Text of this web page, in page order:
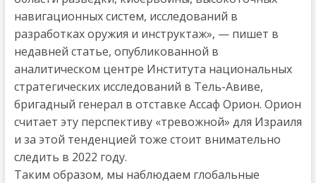
навигационных систем, исследований в
разработках оружия и инструктаж», — пишет в
недавней статье, опубликованной в
аналитическом центре Института национальных
стратегических исследований в Тель-Авиве,
бригадный генерал в отставке Ассаф Орион. Орион
считает эту перспективу «тревожной» для Израиля
и за этой тенденцией тоже стоит внимательно
следить в 2022 году.
Таким образом, мы наблюдаем глобальные